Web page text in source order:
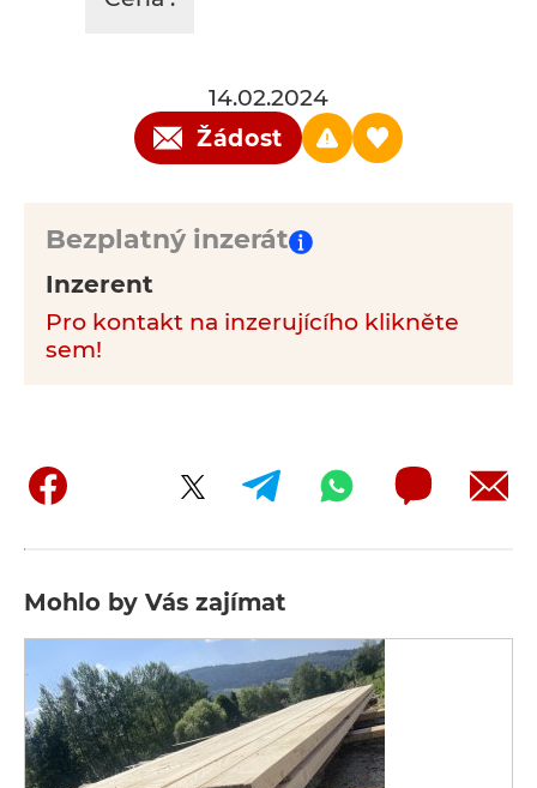
14.02.2024
Žádost
Bezplatný inzerát
Inzerent
Pro kontakt na inzerujícího klikněte
sem!
Mohlo by Vás zajímat